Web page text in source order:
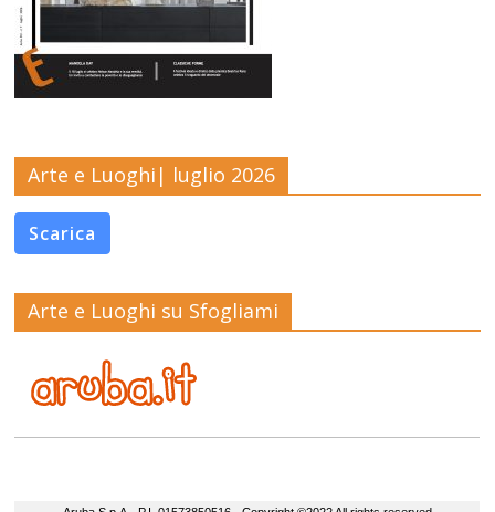
Arte e Luoghi| luglio 2026
Scarica
Arte e Luoghi su Sfogliami